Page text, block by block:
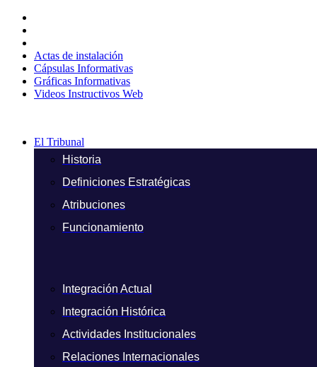
contenido
Actas de instalación
Cápsulas Informativas
Gráficas Informativas
Videos Instructivos Web
El Tribunal
Historia
Definiciones Estratégicas
Atribuciones
Funcionamiento
Integración Actual
Integración Histórica
Actividades Institucionales
Relaciones Internacionales